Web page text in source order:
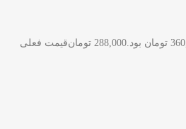
288,000 تومان
قیمت فعلی